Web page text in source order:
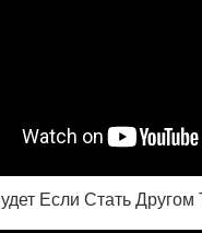
Если Стать